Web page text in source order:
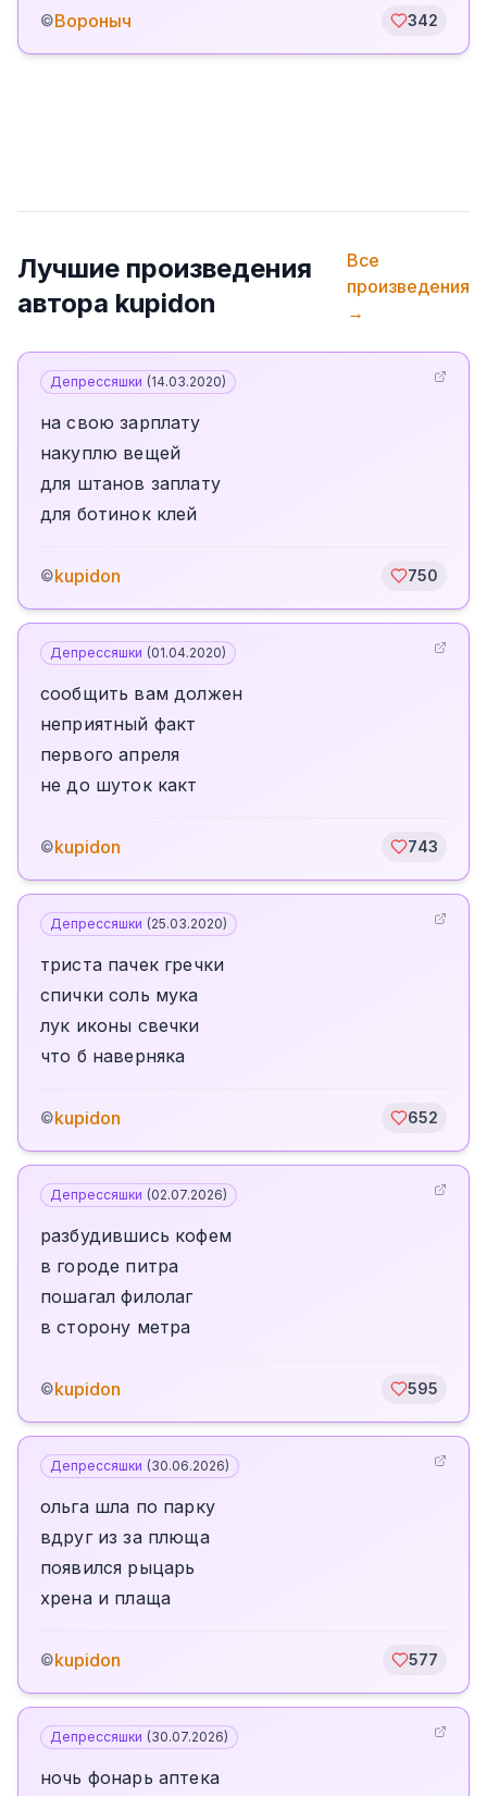
©Вороныч 342
Лучшие произведения
автора kupidon
Все
произведения
→
Депрессяшки (14.03.2020)
на свою зарплату
накуплю вещей
для штанов заплату
для ботинок клей
©kupidon 750
Депрессяшки (01.04.2020)
сообщить вам должен
неприятный факт
первого апреля
не до шуток какт
©kupidon 743
Депрессяшки (25.03.2020)
триста пачек гречки
спички соль мука
лук иконы свечки
что б наверняка
©kupidon 652
Депрессяшки (02.07.2026)
разбудившись кофем
в городе питра
пошагал филолаг
в сторону метра
©kupidon 595
Депрессяшки (30.06.2026)
ольга шла по парку
вдруг из за плюща
появился рыцарь
хрена и плаща
©kupidon 577
Депрессяшки (30.07.2026)
ночь фонарь аптека